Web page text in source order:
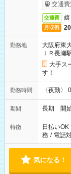
交通費
交通費 嬉
月収例
勤務地
大阪府東
ＪＲ長瀬
大手ス
す！
勤務時間 〈夜勤
期間 長期 開
特徴 日払いOK
務 / 電話
気になる！